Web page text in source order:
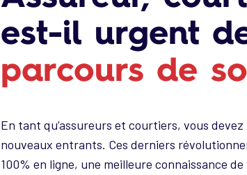
est-il urgent
parcours de
En tant qu’assureurs et courtiers, vous
nouveaux entrants. Ces derniers
100% en ligne, une meilleure connaissance